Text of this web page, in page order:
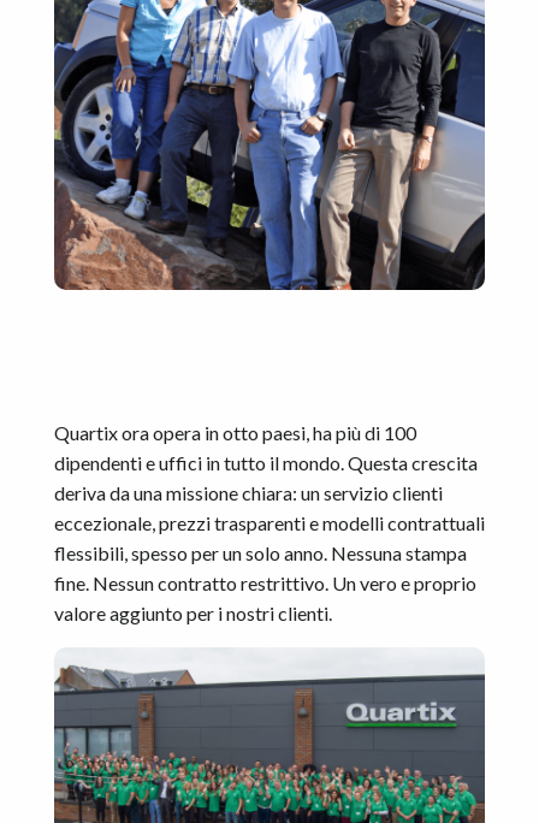
Quartix ora opera in otto paesi, ha più di 100
dipendenti e uffici in tutto il mondo. Questa crescita
deriva da una missione chiara: un servizio clienti
eccezionale, prezzi trasparenti e modelli contrattuali
flessibili, spesso per un solo anno. Nessuna stampa
fine. Nessun contratto restrittivo. Un vero e proprio
valore aggiunto per i nostri clienti.